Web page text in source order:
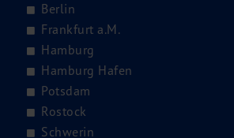
Berlin
Frankfurt a.M.
Hamburg
Hamburg Hafen
Potsdam
Rostock
Schwerin